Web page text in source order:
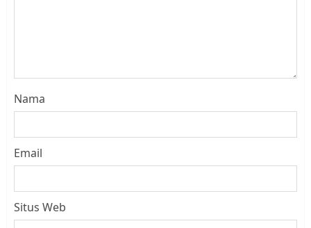
Nama
Email
Situs Web